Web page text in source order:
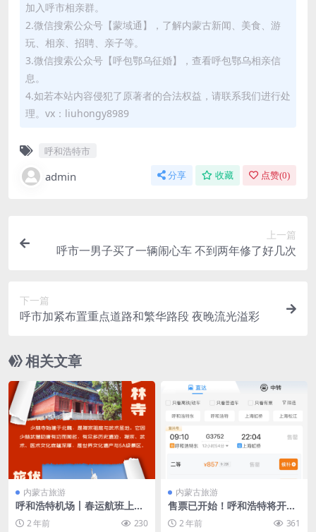
加入呼市相亲群。
2.微信搜索公众号【蒙域通】，了解内蒙古新闻、美食、游
玩、相亲、招聘、亲子等。
3.微信搜索公众号【呼包鄂乌征婚】，查看呼包鄂乌相亲信
息。
4.如若本站内容侵犯了原著者的合法权益，请联系我们进行处
理。vx：liuhongy8989
呼和浩特市
admin 分享 收藏 点赞(0)
上一篇
呼市一男子买了一辆闹心车 不到两年修了好几次
下一篇
呼市加紧布置重点道路和繁华路段 夜晚流光溢彩
相关文章
内蒙古旅游
呼和浩特机场丨春运航班上
新！直飞古都郑州体验新春奇
妙游！
2 年前 230
内蒙古旅游
售票已开始！呼和浩特将开行
去上海、杭州、重庆等方向高
铁和动车组列车！票价为…
2 年前 361